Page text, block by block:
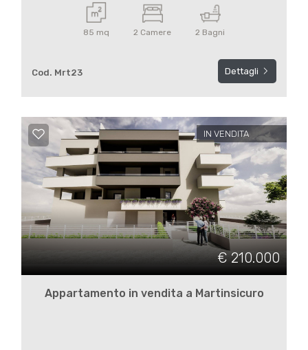
85 mq 2 Camere 2 Bagni
Cod. Mrt23 Dettagli
IN VENDITA
€ 210.000
Appartamento in vendita a Martinsicuro
3
4
Altre
opzioni
multiscelta